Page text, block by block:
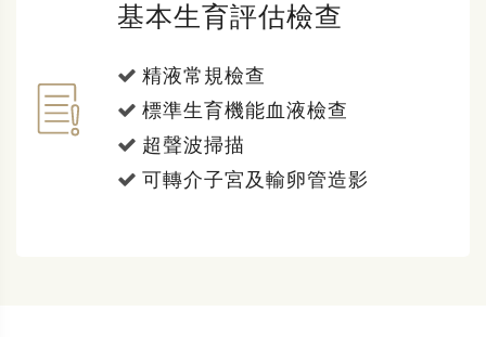
基本生育評估檢查
精液常規檢查
標準生育機能血液檢查
超聲波掃描
可轉介子宮及輸卵管造影